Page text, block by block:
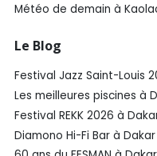
Météo de demain à
Le Blog
Festival Jazz Saint-Louis
Les meilleures piscines à
SénéGuide
Festival REKK 2026 à
Diamono Hi-Fi Bar à
aux Spirited Awards®️ 2026